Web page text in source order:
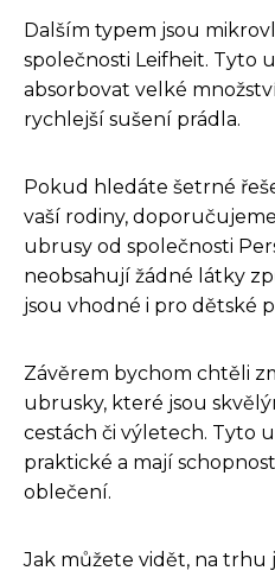
Dalším typem jsou
společnosti Leifheit. Tyto
absorbovat velké
rychlejší sušení prádla.
Pokud hledáte šetrné
vaší rodiny,
ubrusy od společnosti
neobsahují žádné látky
jsou vhodné i pro dětské
Závěrem bychom chtěli
ubrusky, které jsou
cestách či výletech. Tyto
praktické a mají
oblečení.
Jak můžete vidět, na